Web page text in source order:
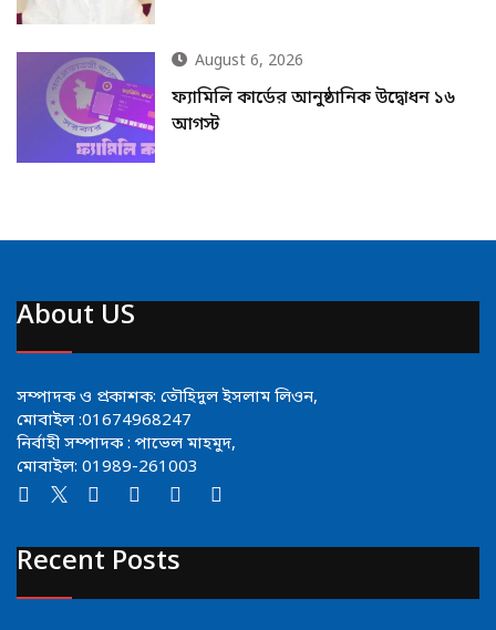
August 6, 2026
ফ্যামিলি কার্ডের আনুষ্ঠানিক উদ্বোধন ১৬
আগস্ট
About US
সম্পাদক ও প্রকাশক: তৌহিদুল ইসলাম লিওন,
মোবাইল :01674968247
নির্বাহী সম্পাদক : পাভেল মাহমুদ,
মোবাইল: 01989-261003
Recent Posts